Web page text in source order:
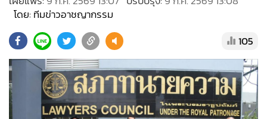
คอลัมนิสต์
• ละคร
• CbizReview
•
Cyber BIZ
•
ผู้จัดกวน
Good health & Well-being
โดย: ทีมข่าวอาชญากรรม